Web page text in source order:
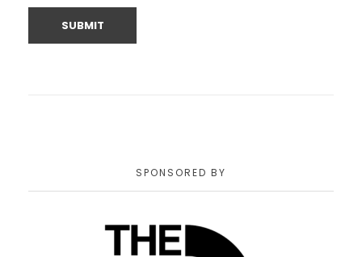
SPONSORED BY